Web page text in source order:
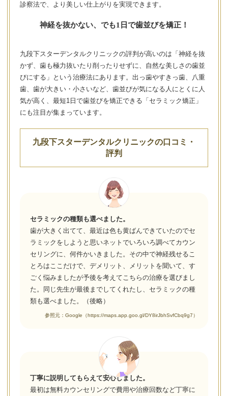
診察法で、より美しい仕上がりを実現できます。
神経を抜かない、でも1日で歯並びを矯正！
九段下スターデンタルクリニックの評判が高いのは「神経を抜
かず、歯も極力抜いたり削ったりせずに、自然な美しさの歯並
びにする」という治療法にあります。出っ歯やすきっ歯、八重
歯、歯が大きい・小さいなど、歯並びが気になる人にとくに人
気が高く、最短1日で歯並びを矯正できる「セラミック矯正」
にも注目が集まっています。
九段下スターデンタルクリニックの口コミ・
評判
セラミックの種類も選べました。
歯が大きく出てて、最近は色も黄ばんできていたのでセ
ラミックをしようと思いネットでいろいろ調べてカウン
セリングに、何件かいきました。その中で神経残せるこ
とろはここだけで、デメリット、メリットを聞いて、す
ごく悩みましたが予後を考えてこちらの治療を選びまし
た。同じ先生が最後までしてくれたし、セラミックの種
類も選べました。（後略）
参照元：Google（https://maps.app.goo.gl/DY8irJbhSvfCbq9g7）
丁寧に説明してもらえて安心しました。
最初は無料カウンセリングで費用や治療回数など丁寧に